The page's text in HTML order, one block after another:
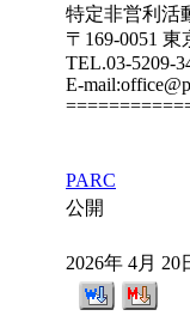
特定非営利活
〒169-0051
TEL.03-5209-
E-
PARC
公開
2026年 4月 20